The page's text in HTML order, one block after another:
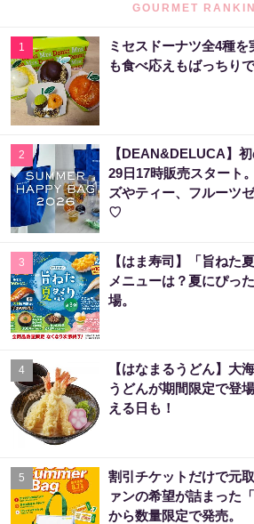
GOURMET
1
ミセスドーナツ全4種
も食べ応えもばっちりで
2
【DEAN&DELUCA】
29日17時販売スタート
ズやティー、フルーツ
♡
3
【はま寿司】「旨ねた
メニューは？夏にぴっ
場。
4
【はなまるうどん】大
うどんが期間限定で登
える日も！
5
割引チケットだけで元
ァンの希望が詰まった
から数量限定で発売。